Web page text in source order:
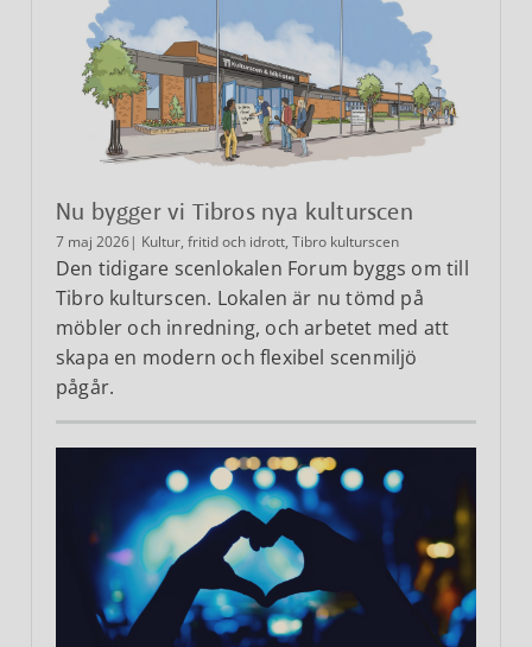
Nu bygger vi Tibros nya kulturscen
7 maj 2026| Kultur, fritid och idrott, Tibro kulturscen
Den tidigare scenlokalen Forum byggs om till
Tibro kulturscen. Lokalen är nu tömd på
möbler och inredning, och arbetet med att
skapa en modern och flexibel scenmiljö
pågår.